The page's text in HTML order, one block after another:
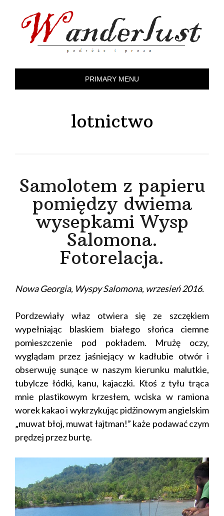
PRIMARY MENU
lotnictwo
Samolotem z papieru
pomiędzy dwiema
wysepkami Wysp
Salomona.
Fotorelacja.
Nowa Georgia, Wyspy Salomona, wrzesień 2016.
Pordzewiały właz otwiera się ze szczękiem
wypełniając blaskiem białego słońca ciemne
pomieszczenie pod pokładem. Mrużę oczy,
wyglądam przez jaśniejący w kadłubie otwór i
obserwuję sunące w naszym kierunku malutkie,
tubylcze łódki, kanu, kajaczki. Ktoś z tyłu trąca
mnie plastikowym krzesłem, wciska w ramiona
worek kakao i wykrzykując pidżinowym angielskim
„muwat błoj, muwat łajtman!” każe podawać czym
prędzej przez burtę.